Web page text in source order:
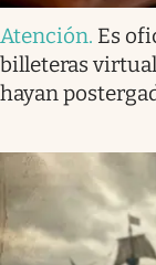
Atención. Es
billeteras
hayan